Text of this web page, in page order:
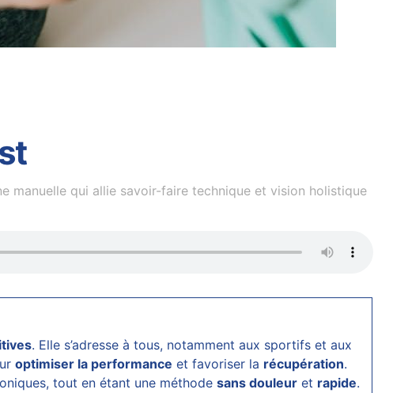
manuelle qui allie savoir-faire technique et vision holistique
. Elle s’adresse à tous, notamment aux sportifs et aux
optimiser la performance et favoriser la récupération.
, tout en étant une méthodesans douleur et rapide.